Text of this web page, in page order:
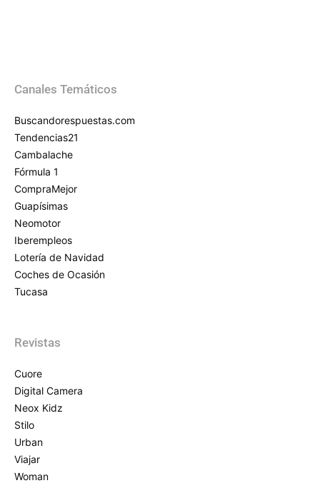
Canales Temáticos
Buscandorespuestas.com
Tendencias21
Cambalache
Fórmula 1
CompraMejor
Guapísimas
Neomotor
Iberempleos
Lotería de Navidad
Coches de Ocasión
Tucasa
Revistas
Cuore
Digital Camera
Neox Kidz
Stilo
Urban
Viajar
Woman